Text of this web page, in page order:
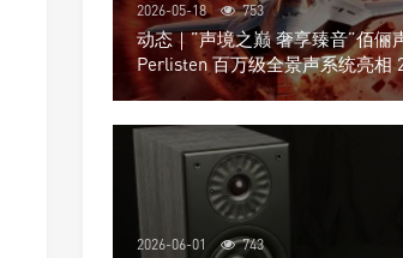
2026-05-18 753
动态｜”声境之巅 奢享臻音”佰俪
Perlisten 百万级全景声系统亮相
京国际音响展
2026-06-01 743